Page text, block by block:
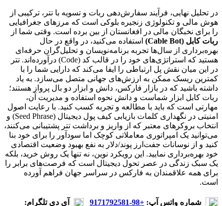
در تحلیل نهایی، فرآیند سفارش‌دهی ربات و تسویه با تتر، ترکیبی از
هوش مالی و تکنولوژی زنجیره بلوکی است که مرزهای جغرافیایی
را برای نخبگان مالی در افغانستان از بین برده است. وقتی شما از
ربات کابل (Cable Bot)
استفاده می‌کنید، در واقع در حال
بهره‌برداری از سال‌ها تجربه برنامه‌نویسان و تحلیل‌گران حرفه‌ای
هستید که استراتژی‌های خود را در قالب کد (Code) درآورده‌اند. تتر
در این میان نقش پل ارتباطی را ایفا می‌کند که دارایی شما را با
کمترین ریسک ممکن به ارزش‌های جهانی متصل می‌سازد. به یاد
داشته باشید که در بازار فارکس، دانش و ابزار دو بال پرواز هستند؛
ربات کابل ابزار شماست و دانش نحوه استفاده و مدیریت آن،
مهارتی است که باید با مطالعه و تجربه کسب کنید. با رعایت اصول
امنیتی در نگهداری کلمات بازیابی کیف پول دیجیتال (Seed Phrase) و
انتخاب بروکرهای معتبر که از واریز و برداشت تتر پشتیبانی می‌کنند،
می‌توانید یک امپراتوری معاملاتی کوچک اما سودآور را برای خود بنا
کنید و از نوسانات جفت‌ارز پوند/دلار به نفع بهبود وضعیت اقتصادی
خود بهره‌برداری نمایید. این رویکرد نوین، نه تنها یک روش خرید، بلکه
یک سبک زندگی در عصر تحول دیجیتال است که فرصت‌های برابر را
برای همه علاقمندان به فارکس در سراسر جهان فراهم آورده
است.
شماره واتس آپ: +98-9171792581 آي دي تلگرام: